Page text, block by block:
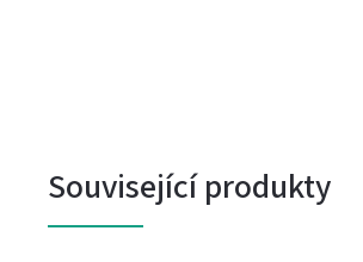
Související produkty